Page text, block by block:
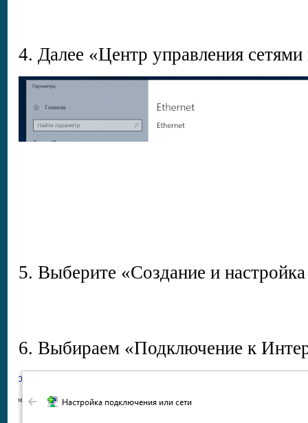
4. Далее «Центр управления
5. Выберите «Создание и
6. Выбираем «Подключение к